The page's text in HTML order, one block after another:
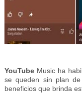
YouTube Music ha
se queden sin plan
beneficios que brinda